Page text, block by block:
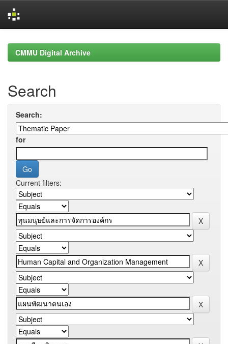
navigationCMMU Digital Archive
Search
Search:
for
Current filters: